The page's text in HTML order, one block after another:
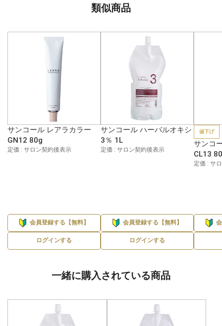
類似商品
サンコール レアラカラー
GN12 80g
定価 : サロン契約後表示
会員登録する【無料】
ログインする
サンコール ハーバルオキシ
3％ 1L
定価 : サロン契約後表示
会員登録する【無料】
ログインする
値下げ
サンコ
CL13
定価 : サ
一緒に購入されている商品